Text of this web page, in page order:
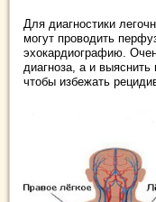
Для диагностики
могут проводить
эхокардиографию.
диагноза, а и
чтобы избежать